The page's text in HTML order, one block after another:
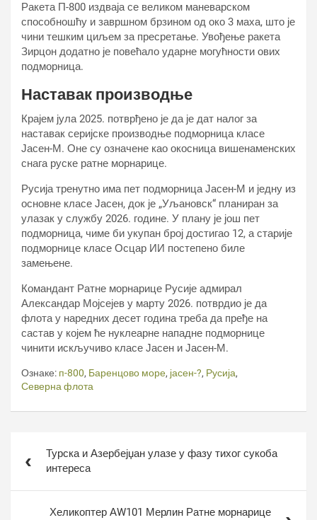
Ракета П-800 издваја се великом маневарском
способношћу и завршном брзином од око 3 маха, што је
чини тешким циљем за пресретање. Увођење ракета
Зирцон додатно је повећало ударне могућности ових
подморница.
Наставак производње
Крајем јула 2025. потврђено је да је дат налог за
наставак серијске производње подморница класе
Јасен-М. Оне су означене као окосница вишенаменских
снага руске ратне морнарице.
Русија тренутно има пет подморница Јасен-М и једну из
основне класе Јасен, док је „Уљановск“ планиран за
улазак у службу 2026. године. У плану је још пет
подморница, чиме би укупан број достигао 12, а старије
подморнице класе Осцар ИИ постепено биле
замењене.
Командант Ратне морнарице Русије адмирал
Александар Мојсејев у марту 2026. потврдио је да
флота у наредних десет година треба да пређе на
састав у којем ће нуклеарне нападне подморнице
чинити искључиво класе Јасен и Јасен-М.
Ознаке: п-800, Баренцово море, јасен-?, Русија,
Северна флота
чланкаТурска и Азербејџан улазе у фазу тихог сукоба
интереса
Хеликоптер АW101 Мерлин Ратне морнарице